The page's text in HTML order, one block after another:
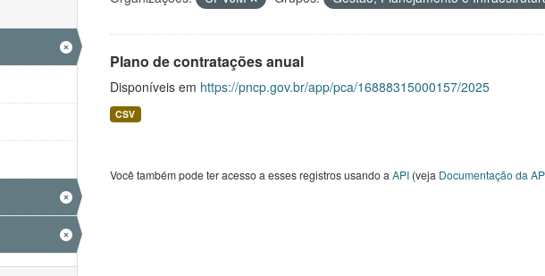
Plano de contratações anual
Disponíveis em https://pncp.gov.br/app/pca/16888315000157/2025
CSV
Você também pode ter acesso a esses registros usando a API(veja Documentação da